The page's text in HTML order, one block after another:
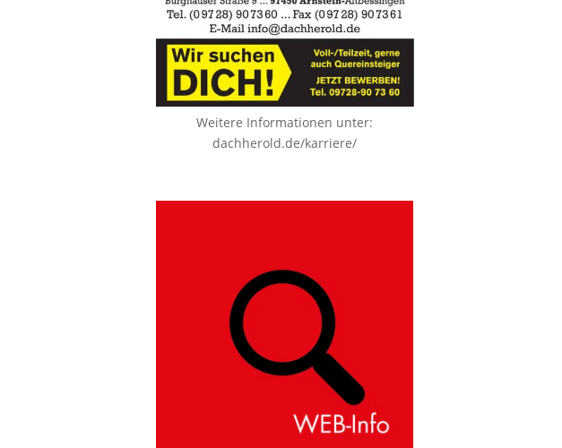
Weitere Informationen unter:
dachherold.de/karriere/